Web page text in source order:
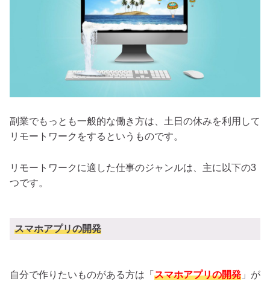
副業でもっとも一般的な働き方は、土日の休みを利用して
リモートワークをするというものです。
リモートワークに適した仕事のジャンルは、主に以下の3
つです。
スマホアプリの開発
自分で作りたいものがある方は「 スマホアプリの開発 」が